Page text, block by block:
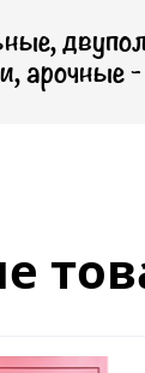
арочные